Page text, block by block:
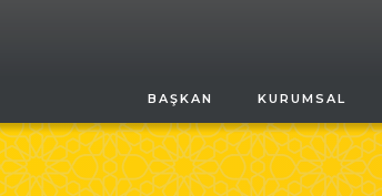
BAŞKAN KURUMSAL